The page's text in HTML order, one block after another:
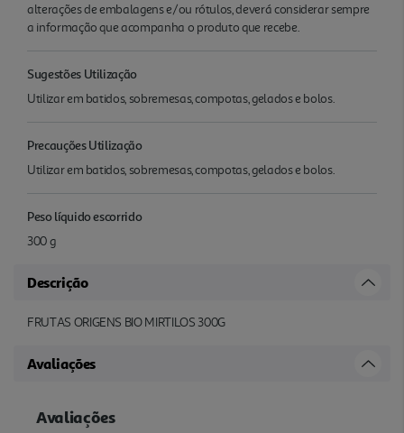
alterações de embalagens e/ou rótulos, deverá considerar sempre
a informação que acompanha o produto que recebe.
Sugestões Utilização
Utilizar em batidos, sobremesas, compotas, gelados e bolos.
Precauções Utilização
Utilizar em batidos, sobremesas, compotas, gelados e bolos.
Peso líquido escorrido
300 g
Descrição
FRUTAS ORIGENS BIO MIRTILOS 300G
Avaliações